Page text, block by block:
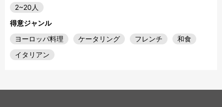
2~20人
得意ジャンル
ヨーロッパ料理
ケータリング フレンチ
和食
イタリアン